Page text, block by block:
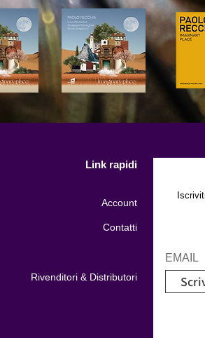
Link rapidi
Account
Contatti
Rivenditori & Distributori
EMAIL